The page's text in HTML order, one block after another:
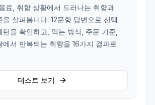
료, 취향 상황에서 드러나는 취향과
살펴봅니다. 12문항 답변으로 선택
턴을 확인하고, 먹는 방식, 주문 기준,
에서 반복되는 취향을 16가지 결과로
테스트 보기